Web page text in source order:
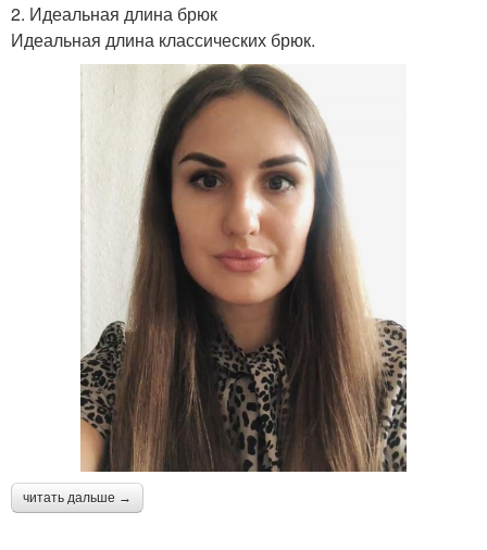
2. Идеальная длина брюк
Идеальная длина классических брюк.
читать дальше →